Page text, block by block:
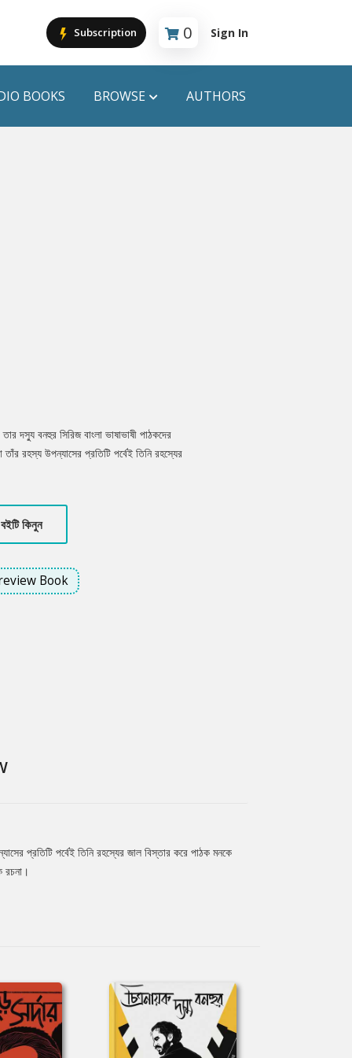
Subscription 0
Cart is empty
Sign In
BOOKS BROWSE AUTHORS
দস্যু বনহুর সিরিজ বাংলা ভাষাভাষী পাঠকদের
রহস্য উপন্যাসের প্রতিটি পর্বেই তিনি রহস্যের
সুনিপুর ভাবে। দস্যু বনহুরের দুর্ধর্ষ অভিযানগুলোর
বইটি কিনুন
Book
প্রতিটি পর্বেই তিনি রহস্যের জাল বিস্তার করে পাঠক মনকে
রচনা।